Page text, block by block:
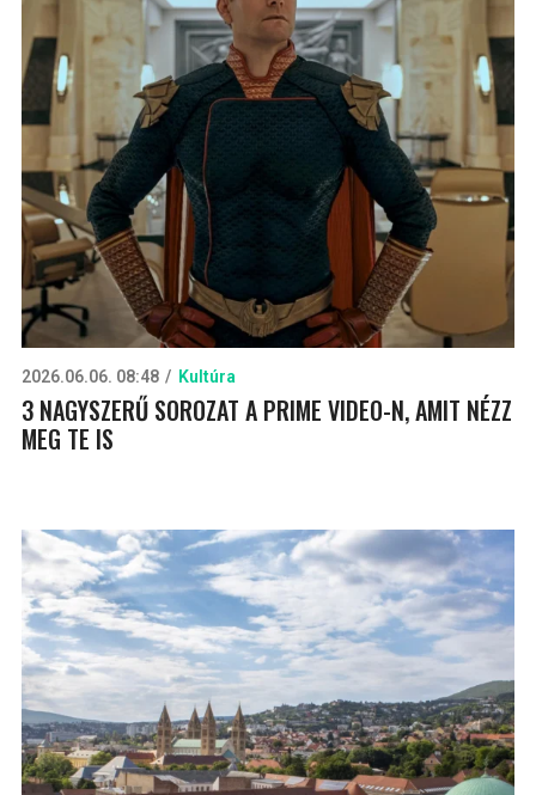
2026.06.06. 08:48 Kultúra
3 NAGYSZERŰ SOROZAT A PRIME VIDEO-N, AMIT NÉZZ
MEG TE IS